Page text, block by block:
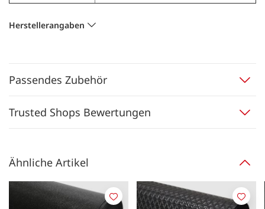
Herstellerangaben
Passendes Zubehör
Trusted Shops Bewertungen
Ähnliche Artikel
Merken